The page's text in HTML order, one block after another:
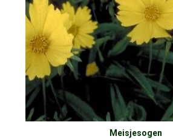
Meisjesogen